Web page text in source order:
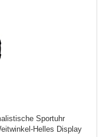
Sportuhr
Helles Display